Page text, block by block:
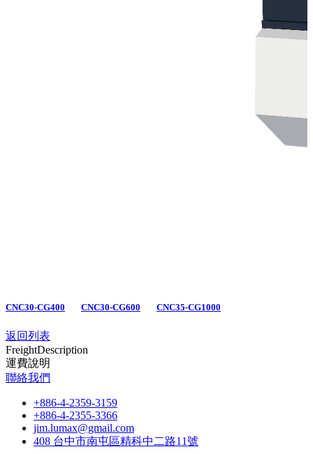
CNC30-CG400 CNC30-CG600 CNC35-CG1000
返回列表
FreightDescription
運費說明
聯絡我們
+886-4-2359-3159
+886-4-2355-3366
jim.lumax@gmail.com
408 台中市南屯區精科中二路11號